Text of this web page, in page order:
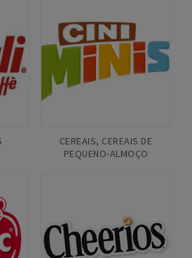
CEREAIS, CEREAIS DE
PEQUENO-ALMOÇO